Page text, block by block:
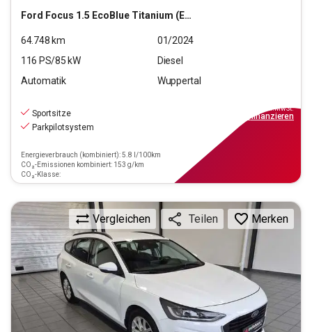
Ford Focus 1.5 EcoBlue Titanium (EURO 6d)
64.748 km
01/2024
116 PS/85 kW
Diesel
Automatik
Wuppertal
Sportsitze
Parkpilotsystem
Energieverbrauch (kombiniert): 5.8 l/100km
CO₂-Emissionen kombiniert: 153 g/km
CO₂-Klasse:
inkl.MwSt.
finanzieren
Vergleichen Teilen Merken